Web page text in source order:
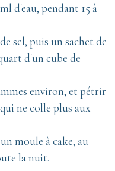
d'eau, pendant 15 à
sel, puis un sachet de
d'un cube de
environ, et pétrir
ne colle plus aux
moule à cake, au
la nuit.